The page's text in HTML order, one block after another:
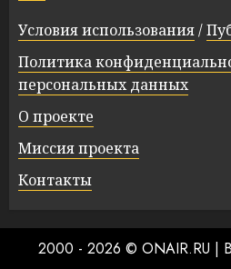
Условия использования/
Политика
персональных данных
О проекте
Миссия проекта
Контакты
2000 - 2026 © ONAIR.RU |